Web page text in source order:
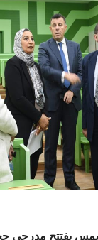
يفتتح مدرجي